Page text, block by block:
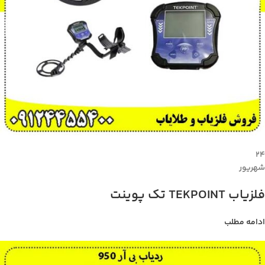
۲۴
شهریور
فلزیاب TEKPOINT تک پوینت
ادامه مطلب